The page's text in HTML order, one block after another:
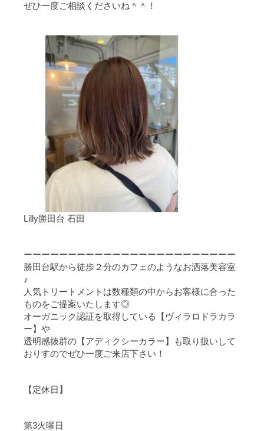
ぜひ一度ご相談くださいね＾＾！
Lilly勝田台 石田
ーーーーーーーーーーーーーーーーーーーーーーーー
勝田台駅から徒歩２分のカフェのようなお洒落美容室
♪
人気トリートメントは数種類の中からお客様に合った
ものをご提案いたします◎
オーガニック認証を取得している【ヴィラロドラカラ
ー】や
透明感抜群の【アディクシーカラー】も取り扱いして
おりすのでぜひ一度ご来店下さい！
【定休日】
第3火曜日